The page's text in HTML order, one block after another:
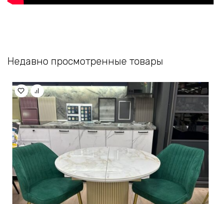
Недавно просмотренные товары